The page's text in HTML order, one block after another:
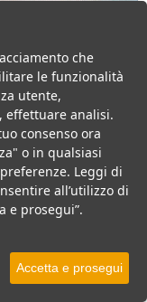
elegante, offre
per famiglie.
che
le funzionalità
utente,
effettuare analisi.
consenso ora
o in qualsiasi
Leggi di
all’utilizzo di
e prosegui”.
Accetta e prosegui